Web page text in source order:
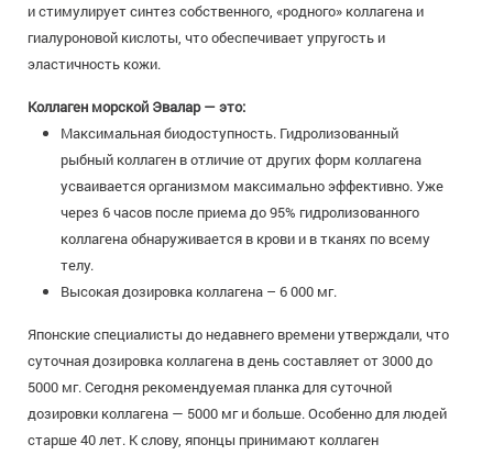
и стимулирует синтез собственного, «родного» коллагена и
гиалуроновой кислоты, что обеспечивает упругость и
эластичность кожи.
Коллаген морской Эвалар — это:
Максимальная биодоступность. Гидролизованный
рыбный коллаген в отличие от других форм коллагена
усваивается организмом максимально эффективно. Уже
через 6 часов после приема до 95% гидролизованного
коллагена обнаруживается в крови и в тканях по всему
телу.
Высокая дозировка коллагена – 6 000 мг.
Японские специалисты до недавнего времени утверждали, что
суточная дозировка коллагена в день составляет от 3000 до
5000 мг. Сегодня рекомендуемая планка для суточной
дозировки коллагена — 5000 мг и больше. Особенно для людей
старше 40 лет. К слову, японцы принимают коллаген